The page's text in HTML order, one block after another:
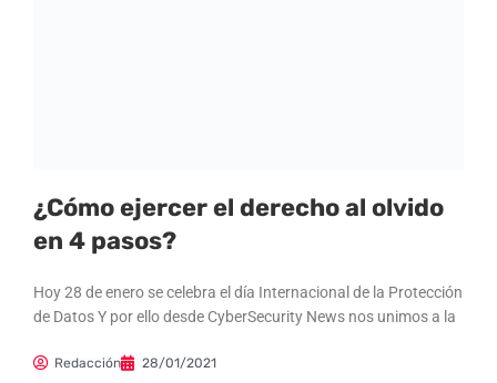
¿Cómo ejercer el derecho al olvido
en 4 pasos?
Hoy 28 de enero se celebra el día Internacional de la Protección
de Datos Y por ello desde CyberSecurity News nos unimos a la
Redacción 28/01/2021